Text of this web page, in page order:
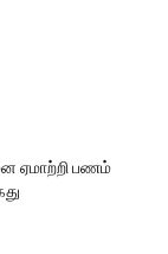
ஏமாற்றி பணம்